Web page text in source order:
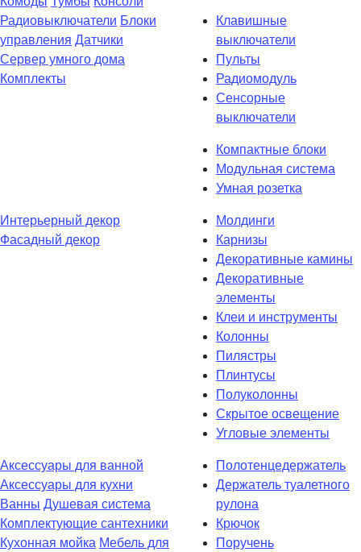
Радиовыключатели Блоки
управления Датчики
Сервер умного дома
Комплекты
Клавишные
выключатели
Пульты
Радиомодуль
Сенсорные
выключатели
Компактные блоки
Модульная система
Умная розетка
Интерьерный декор
Фасадный декор
Молдинги
Карнизы
Декоративные камины
Декоративные
элементы
Клеи и инструменты
Колонны
Пилястры
Плинтусы
Полуколонны
Скрытое освещение
Угловые элементы
Аксессуары для ванной
Аксессуары для кухни
Ванны Душевая система
Комплектующие сантехники
Кухонная мойка Мебель для
Полотенцедержатель
Держатель туалетного
рулона
Крючок
Поручень